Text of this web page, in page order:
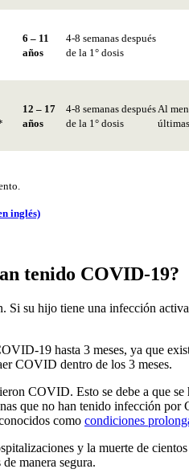
6 – 11
años
4-8 semanas después
de la 1° dosis
12 – 17
años
4-8 semanas después
de la 1° dosis
Al
inglés)
tenido COVID-19?
Si su hijo tiene una infección
19 hasta 3 meses, ya que
COVID dentro de los 3 meses.
COVID. Esto se debe a que
que no han tenido infección
como condiciones
y la muerte de
manera segura.